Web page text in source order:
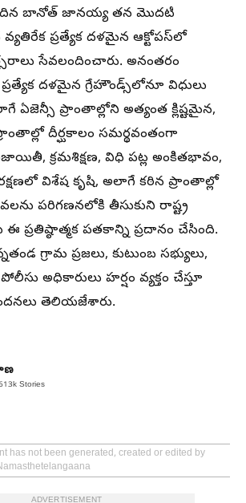
బానోత్ జానయ్య తన మొదటి
వ్యతిరేక ప్రత్యేక దళమైన ఆక్టోపస్‌లో
సేవలందించారు. అనంతరం
దళమైన గ్రేహౌండ్స్‌లోనూ విధులు
ఏజెన్సీ ప్రాంతాల్లోని అత్యంత క్లిష్టమైన,
దీర్ఘకాలం సమర్థవంతంగా
క్రమశిక్షణ, విధి పట్ల అంకితభావం,
విశేష కృషి, అలాగే కఠిన ప్రాంతాల్లో
పరిగణనలోకి తీసుకుని రాష్ట్ర
ఈ ప్రతిష్ఠాత్మక పతకాన్ని ప్రదానం చేసింది.
గ్రామ ప్రజలు, కుటుంబ సభ్యులు,
అధికారులు హర్షం వ్యక్తం చేస్తూ
తెలియజేశారు.
Stories
has not been generated, created or edited by
ADVERTISEMENT